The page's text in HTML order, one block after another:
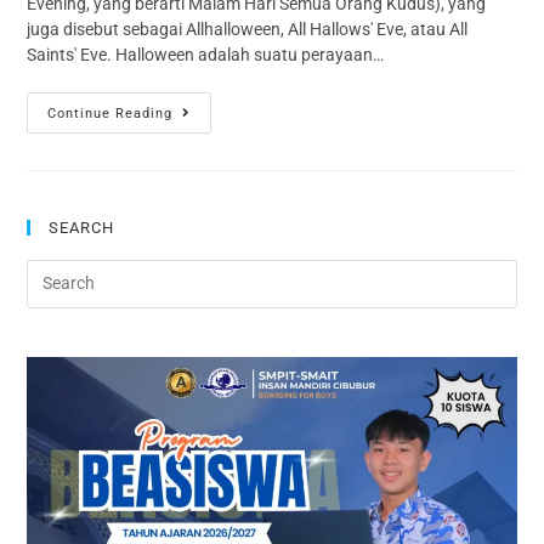
juga disebut sebagai Allhalloween, All Hallows' Eve, atau All
Saints' Eve. Halloween adalah suatu perayaan…
Continue Reading
SEARCH